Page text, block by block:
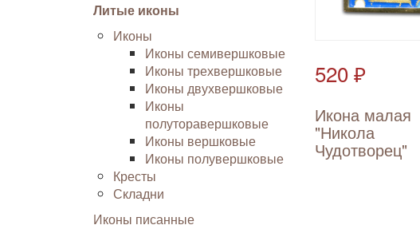
Литые иконы
Иконы
Иконы семивершковые
Иконы трехвершковые
Иконы двухвершковые
Иконы
полуторавершковые
Иконы вершковые
Иконы полувершковые
Кресты
Складни
Иконы писанные
520 ₽
Икона малая
"Никола
Чудотворец"